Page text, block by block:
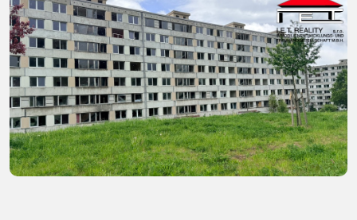
Další fotografie (9)